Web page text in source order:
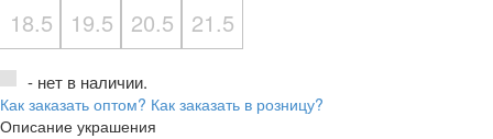
18.5 19.5 20.5 21.5
- нет в наличии.
Как заказать оптом? Как заказать в розницу?
Описание украшения